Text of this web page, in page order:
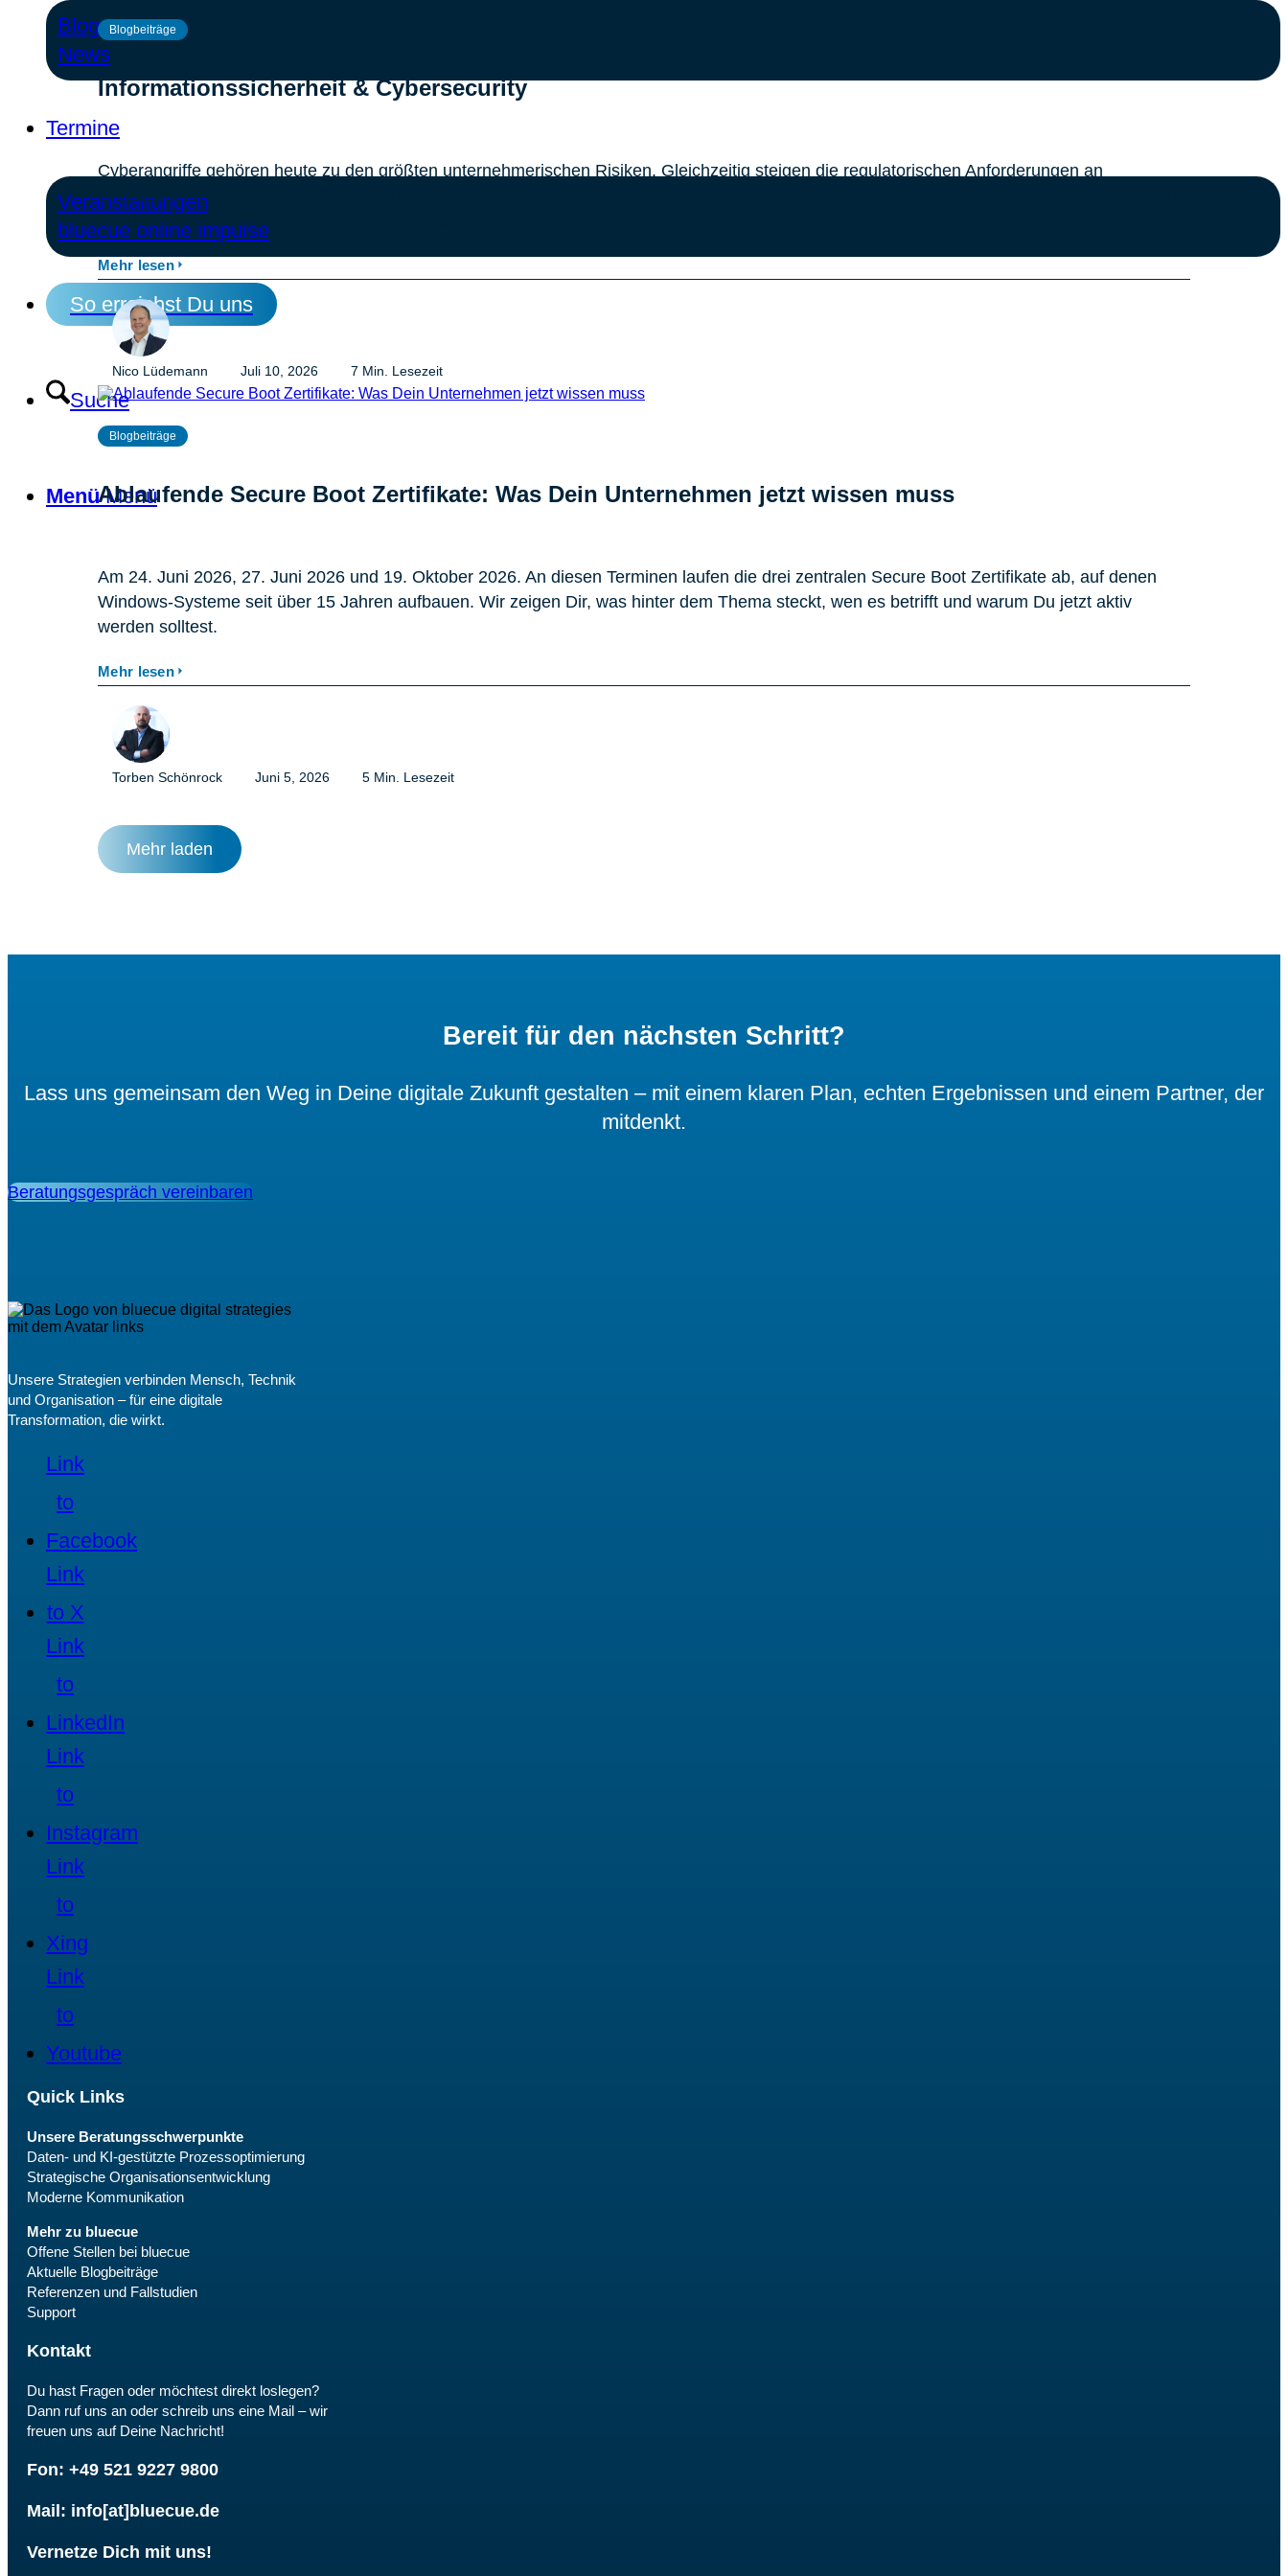
Blog
News
Termine
Veranstaltungen
bluecue online impulse
So erreichst Du uns
Suche
Menü Menü
Blogbeiträge
Informationssicherheit & Cybersecurity
Cyberangriffe gehören heute zu den größten unternehmerischen Risiken. Gleichzeitig steigen die regulatorischen Anforderungen an
Unternehmen kontinuierlich. Gesetzgeber, Kunden, Versicherungen und Geschäftspartner erwarten heute nachvollziehbare Maßnahmen zum
Schutz von Informationen, IT-Systemen und Geschäftsprozessen.
Mehr lesen
Nico Lüdemann Juli 10, 2026 7 Min. Lesezeit
Blogbeiträge
Ablaufende Secure Boot Zertifikate: Was Dein Unternehmen jetzt wissen muss
Am 24. Juni 2026, 27. Juni 2026 und 19. Oktober 2026. An diesen Terminen laufen die drei zentralen Secure Boot Zertifikate ab, auf denen
Windows-Systeme seit über 15 Jahren aufbauen. Wir zeigen Dir, was hinter dem Thema steckt, wen es betrifft und warum Du jetzt aktiv
werden solltest.
Mehr lesen
Torben Schönrock Juni 5, 2026 5 Min. Lesezeit
Mehr laden
Bereit für den nächsten Schritt?
Lass uns gemeinsam den Weg in Deine digitale Zukunft gestalten – mit einem klaren Plan, echten Ergebnissen und einem Partner, der
mitdenkt.
Beratungsgespräch vereinbaren
Unsere Strategien verbinden Mensch, Technik
und Organisation – für eine digitale
Transformation, die wirkt.
Link
to
Facebook
Link
to X
Link
to
LinkedIn
Link
to
Instagram
Link
to
Xing
Link
to
Youtube
Quick Links
Unsere Beratungsschwerpunkte
Daten- und KI-gestützte Prozessoptimierung
Strategische Organisationsentwicklung
Moderne Kommunikation
Mehr zu bluecue
Offene Stellen bei bluecue
Aktuelle Blogbeiträge
Referenzen und Fallstudien
Support
Kontakt
Du hast Fragen oder möchtest direkt loslegen?
Dann ruf uns an oder schreib uns eine Mail – wir
freuen uns auf Deine Nachricht!
Fon: +49 521 9227 9800
Mail: info[at]bluecue.de
Vernetze Dich mit uns!